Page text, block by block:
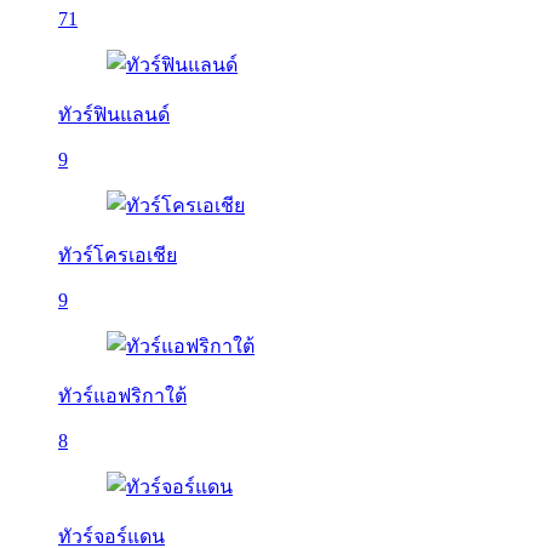
71
ทัวร์ฟินแลนด์
9
ทัวร์โครเอเชีย
9
ทัวร์แอฟริกาใต้
8
ทัวร์จอร์แดน